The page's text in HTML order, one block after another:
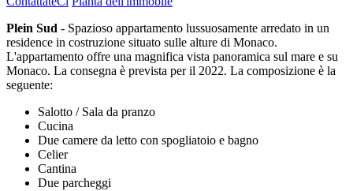
Plein Sud - Spazioso appartamento lussuosamente arredato in un
residence in costruzione situato sulle alture di Monaco.
L'appartamento offre una magnifica vista panoramica sul mare e su
Monaco. La consegna è prevista per il 2022. La composizione è la
seguente:
Salotto / Sala da pranzo
Cucina
Due camere da letto con spogliatoio e bagno
Celier
Cantina
Due parcheggi